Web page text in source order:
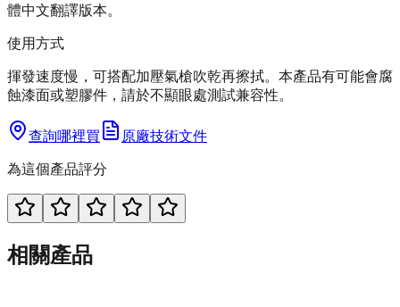
體中文翻譯版本。
使用方式
揮發速度慢，可搭配加壓氣槍吹乾再擦拭。本產品有可能會腐
蝕漆面或塑膠件，請於不顯眼處測試兼容性。
查詢哪裡買 原廠技術文件
為這個產品評分
相關產品